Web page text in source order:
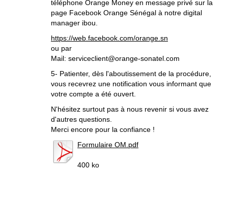
téléphone Orange Money en message privé sur la
page Facebook Orange Sénégal à notre digital
manager ibou.
https://web.facebook.com/orange.sn
ou par
Mail: serviceclient@orange-sonatel.com
5- Patienter, dès l'aboutissement de la procédure,
vous recevrez une notification vous informant que
votre compte a été ouvert.
N'hésitez surtout pas à nous revenir si vous avez
d'autres questions.
Merci encore pour la confiance !
Formulaire OM.pdf
400 ko